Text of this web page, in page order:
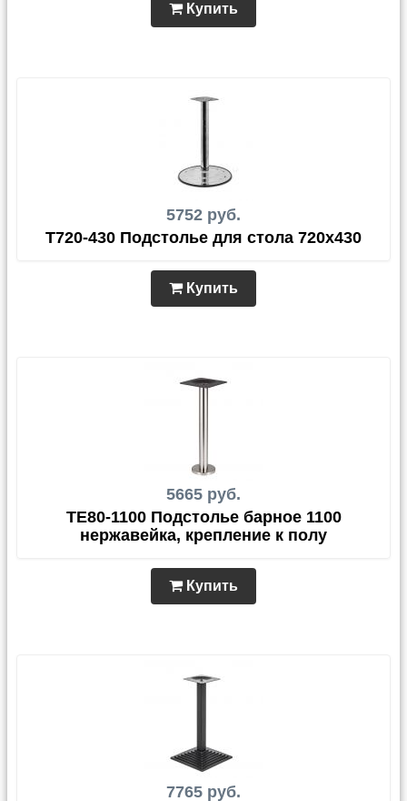
Купить
5752 руб.
Т720-430 Подстолье для стола 720х430
Купить
5665 руб.
TЕ80-1100 Подстолье барное 1100
нержавейка, крепление к полу
Купить
7765 руб.